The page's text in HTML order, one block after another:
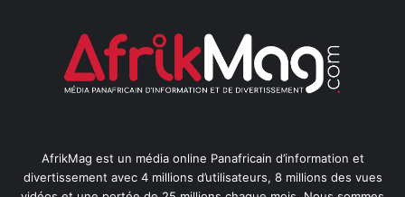
AfrikMag est un média online Panafricain d’information et
divertissement avec 4 millions d’utilisateurs, 8 millions des vues